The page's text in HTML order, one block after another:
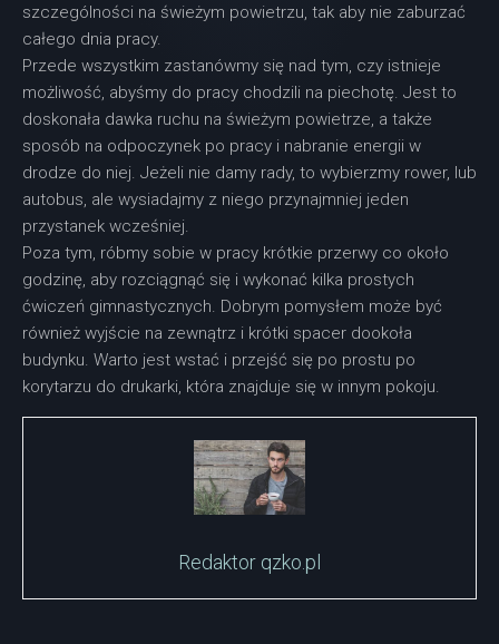
szczególności na świeżym powietrzu, tak aby nie zaburzać
całego dnia pracy.
Przede wszystkim zastanówmy się nad tym, czy istnieje
możliwość, abyśmy do pracy chodzili na piechotę. Jest to
doskonała dawka ruchu na świeżym powietrze, a także
sposób na odpoczynek po pracy i nabranie energii w
drodze do niej. Jeżeli nie damy rady, to wybierzmy rower, lub
autobus, ale wysiadajmy z niego przynajmniej jeden
przystanek wcześniej.
Poza tym, róbmy sobie w pracy krótkie przerwy co około
godzinę, aby rozciągnąć się i wykonać kilka prostych
ćwiczeń gimnastycznych. Dobrym pomysłem może być
również wyjście na zewnątrz i krótki spacer dookoła
budynku. Warto jest wstać i przejść się po prostu po
korytarzu do drukarki, która znajduje się w innym pokoju.
Redaktor qzko.pl